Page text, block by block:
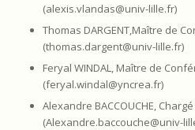
(alexis.vlandas@univ-lille.fr)
Thomas DARGENT,Maître de
(thomas.dargent@univ-lille.fr)
Feryal WINDAL, Maître de
(feryal.windal@yncrea.fr)
Alexandre BACCOUCHE,
(Alexandre.baccouche@univ-